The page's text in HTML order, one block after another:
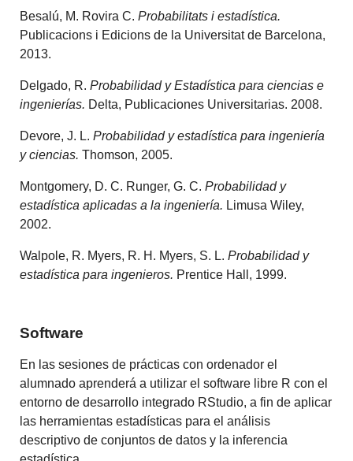
Besalú, M. Rovira C.Probabilitats i estadística.
Publicacions i Edicions de la Universitat de Barcelona,
2013.
Delgado, R.Probabilidad y Estadística para ciencias e
ingenierías. Delta, Publicaciones Universitarias. 2008.
Devore, J. L.Probabilidad y estadística para ingeniería
y ciencias. Thomson, 2005.
Montgomery, D. C. Runger,G. C. Probabilidad y
estadística aplicadas a la ingeniería. Limusa Wiley,
2002.
Walpole, R. Myers, R. H. Myers, S. L.Probabilidad y
estadística para ingenieros. Prentice Hall, 1999.
Software
En las sesiones de prácticas con ordenador el
alumnado aprenderá a utilizar el software libre R con el
entorno de desarrollo integrado RStudio, a fin de aplicar
las herramientas estadísticas para el análisis
descriptivo de conjuntos de datos y la inferencia